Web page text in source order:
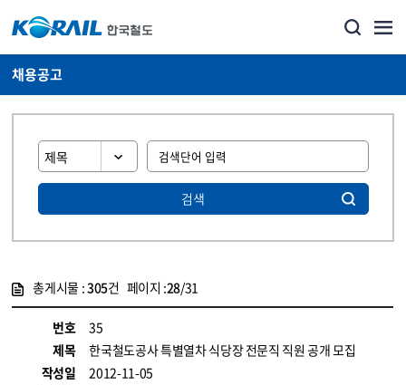
채용공고
검색
총게시물 :305건 페이지 :28/31
번호
35
제목
한국철도공사 특별열차 식당장 전문직 직원 공개 모집
작성일
2012-11-05